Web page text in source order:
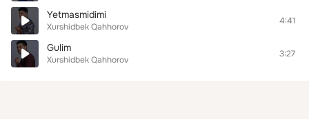
Yetmasmidimi
Xurshidbek Qahhorov
4:41
Gulim
Xurshidbek Qahhorov
3:27